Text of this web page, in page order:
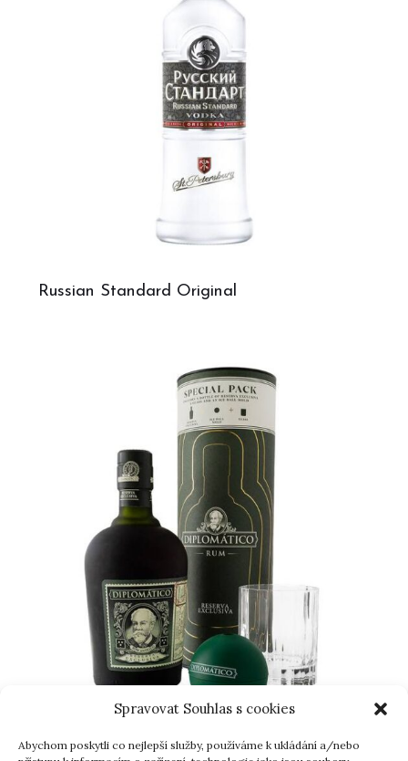
Spravovat Souhlas s cookies
Abychom poskytli co nejlepší služby, používáme k ukládání a/nebo
Russian Standard Original
Diplomático Reserva Exclusiva Tuba +